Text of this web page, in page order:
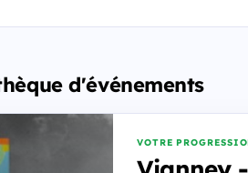
d'événements
VOTRE